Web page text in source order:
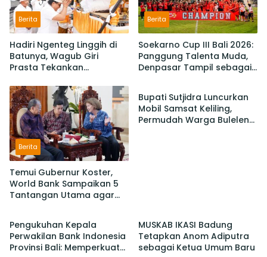
Berita
Hadiri Ngenteg Linggih di
Batunya, Wagub Giri
Prasta Tekankan
Royong dan Persatuan
Krama
Berita
Soekarno Cup III Bali 2026:
Panggung Talenta Muda,
Denpasar Tampil sebagai
Berita
Temui Gubernur Koster,
World Bank Sampaikan 5
Tantangan Utama agar
Berita
Bupati Sutjidra Luncurkan
Mobil Samsat Keliling,
Permudah Warga Buleleng
Berita
Pengukuhan Kepala
Perwakilan Bank Indonesia
Provinsi Bali: Memperkuat
MUSKAB IKASI Badung
Tetapkan Anom Adiputra
sebagai Ketua Umum Baru
Berita Berita